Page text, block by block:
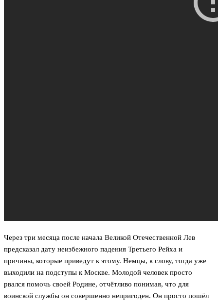
Через три месяца после начала Великой Отечественной Лев
предсказал дату неизбежного падения Третьего Рейха и
причины, которые приведут к этому. Немцы, к слову, тогда уже
выходили на подступы к Москве. Молодой человек просто
рвался помочь своей Родине, отчётливо понимая, что для
воинской службы он совершенно непригоден. Он просто пошёл